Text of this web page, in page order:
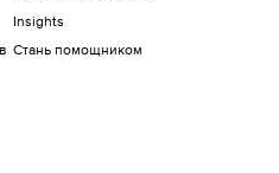
Insights
Стань помощником